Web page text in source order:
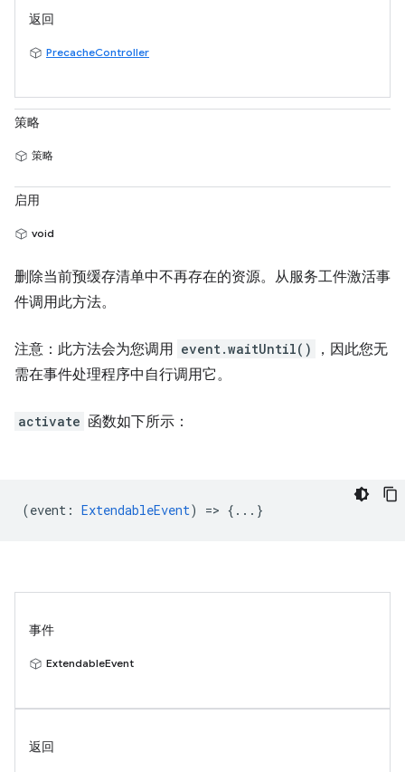
返回
PrecacheController
策略
策略
启用
void
删除当前预缓存清单中不再存在的资源。从服务工件激活事
件调用此方法。
注意：此方法会为您调用 event.waitUntil()
，因此您无
需在事件处理程序中自行调用它。
activate 函数如下所示：
(event : ExtendableEvent) => {...}
事件
ExtendableEvent
返回